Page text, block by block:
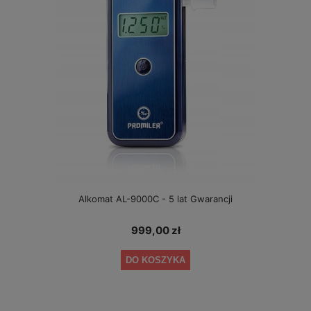
Alkomat AL-9000C - 5 lat Gwarancji
999,00 zł
DO KOSZYKA